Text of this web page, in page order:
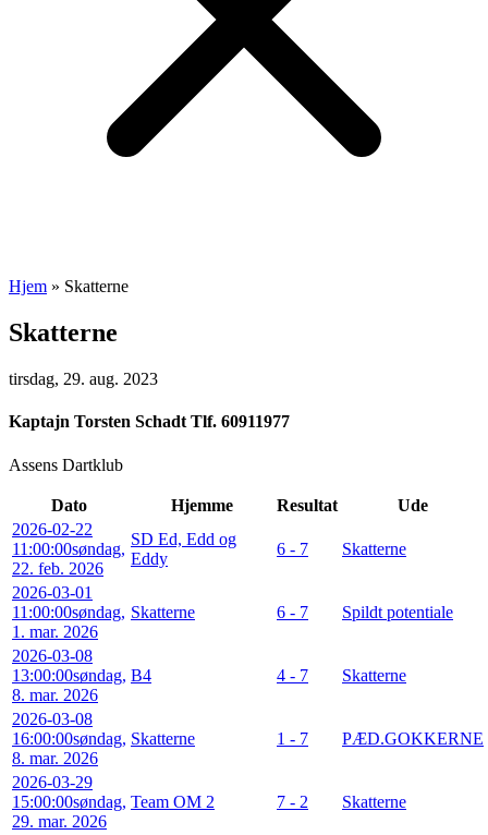
Hjem » Skatterne
Skatterne
tirsdag, 29. aug. 2023
Kaptajn Torsten Schadt Tlf. 60911977
Assens Dartklub
Dato Hjemme Resultat
Ude
2026-02-22
11:00:00søndag,
22. feb. 2026
SD Ed, Edd og
Eddy
6 - 7 Skatterne
2026-03-01
11:00:00søndag,
1. mar. 2026
Skatterne 6 - 7 Spildt potentiale
2026-03-08
13:00:00søndag,
8. mar. 2026
B4 4 - 7 Skatterne
2026-03-08
16:00:00søndag,
8. mar. 2026
Skatterne 1 - 7 PÆD.GOKKERNE
2026-03-29
15:00:00søndag,
29. mar. 2026
Team OM 2 7 - 2 Skatterne